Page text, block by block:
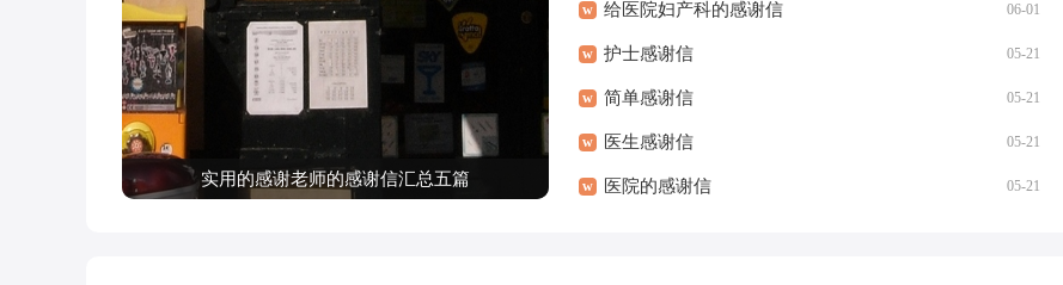
实用的感谢老师的感谢信汇总五篇
w 给医院妇产科的感谢信 06-01
w 护士感谢信 05-21
w 简单感谢信 05-21
w 医生感谢信 05-21
w 医院的感谢信 05-21